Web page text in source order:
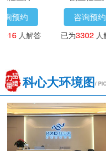
已为3302 人解答 已为
科心大环境图/